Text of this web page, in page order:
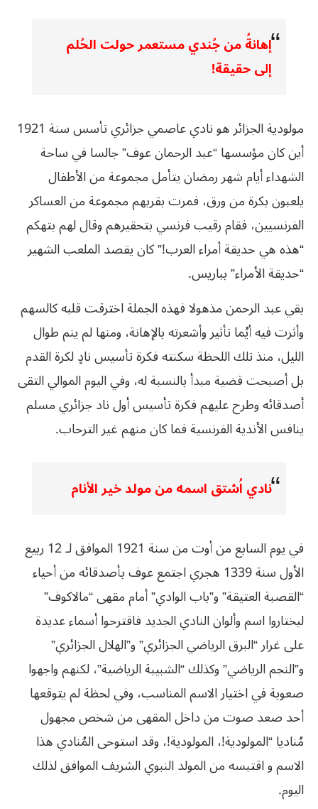
إهانةُ من جُندي مستعمر حولت الحُلم
إلى حقيقة!
مولودية الجزائر هو نادي عاصمي جزائري تأسس سنة 1921
أين كان مؤسسها “عبد الرحمان عوف” جالسا في ساحة
الشهداء أيام شهر رمضان يتأمل مجموعة من الأطفال
يلعبون بكرة من ورق، فمرت بقربهم مجموعة من العساكر
الفرنسيين، فقام رقيب فرنسي بتحقيرهم وقال لهم بتهكم
“هذه هي حديقة أمراء العرب!” كان يقصد الملعب الشهير
“حديقة الأمراء” بباريس.
بقي عبد الرحمن مذهولا فهذه الجملة اخترقت قلبه كالسهم
وأثرت فيه أيُما تأثير وأشعرته بالإهانة، ومنها لم ينم طوال
الليل، منذ تلك اللحظة سكنته فكرة تأسيس نادٍ لكرة القدم
بل أصبحت قضية مبدأ بالنسبة له، وفي اليوم الموالي التقى
أصدقائه وطرح عليهم فكرة تأسيس أول ناد جزائري مسلم
ينافس الأندية الفرنسية فما كان منهم غير الترحاب.
نادي اُشتق اسمه من مولد خير الأنام
في يوم السابع من أوت من سنة 1921 الموافق لـ 12 ربيع
الأول سنة 1339 هجري اجتمع عوف بأصدقائه من أحياء
“القصبة العتيقة” و”باب الوادي” أمام مقهى “مالاكوف”
ليختاروا اسم وألوان النادي الجديد فاقترحوا أسماء عديدة
على غرار “البرق الرياضي الجزائري” و”الهلال الجزائري”
و”النجم الرياضي” وكذلك “الشبيبة الرياضية”، لكنهم واجهوا
صعوبة في اختيار الاسم المناسب، وفي لحظة لم يتوقعها
أحد صعد صوت من داخل المقهى من شخص مجهول
مُناديا “المولودية!، المولودية!، وقد استوحى المُنادي هذا
الاسم و اقتبسه من المولد النبوي الشريف الموافق لذلك
اليوم.